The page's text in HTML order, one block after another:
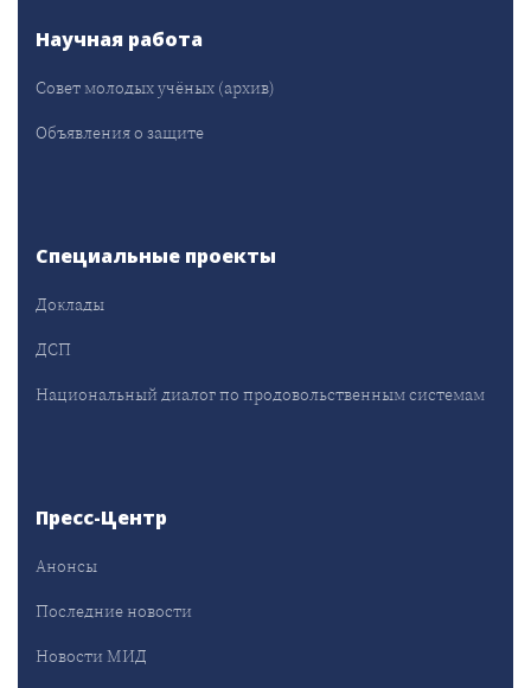
Научная работа
Совет молодых учёных (архив)
Объявления о защите
Специальные проекты
Доклады
ДСП
Национальный диалог по продовольственным системам
Пресс-Центр
Анонсы
Последние новости
Новости МИД